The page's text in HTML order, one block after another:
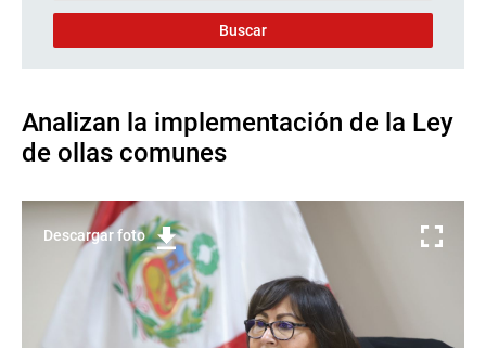
Analizan la implementación de la Ley
de ollas comunes
Descargar foto